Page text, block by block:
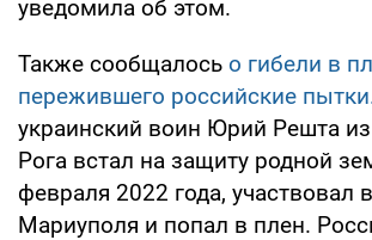
уведомила об этом.
Также сообщалось о гибели в
пережившего российские
украинский воин Юрий Решта
Рога встал на защиту родной
февраля 2022 года, участвовал
Мариуполя и попал в плен.